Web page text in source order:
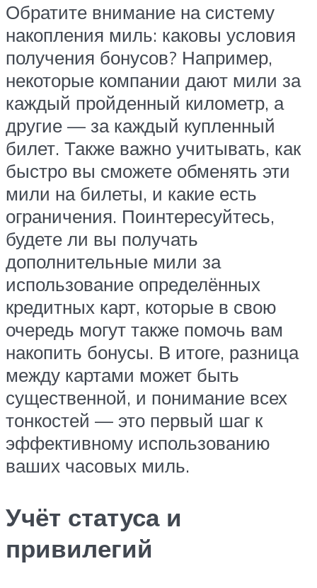
Обратите внимание на систему
накопления миль: каковы условия
получения бонусов? Например,
некоторые компании дают мили за
каждый пройденный километр, а
другие — за каждый купленный
билет. Также важно учитывать, как
быстро вы сможете обменять эти
мили на билеты, и какие есть
ограничения. Поинтересуйтесь,
будете ли вы получать
дополнительные мили за
использование определённых
кредитных карт, которые в свою
очередь могут также помочь вам
накопить бонусы. В итоге, разница
между картами может быть
существенной, и понимание всех
тонкостей — это первый шаг к
эффективному использованию
ваших часовых миль.
Учёт статуса и
привилегий